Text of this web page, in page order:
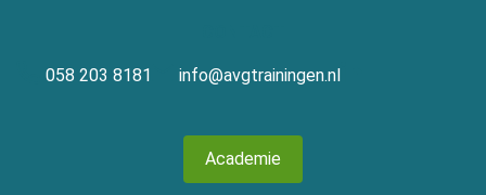
058 203 8181 info@avgtrainingen.nl
Academie